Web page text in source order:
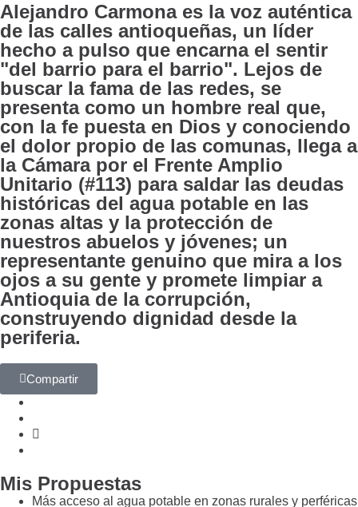
Alejandro Carmona es la voz auténtica
de las calles antioqueñas, un líder
hecho a pulso que encarna el sentir
"del barrio para el barrio". Lejos de
buscar la fama de las redes, se
presenta como un hombre real que,
con la fe puesta en Dios y conociendo
el dolor propio de las comunas, llega a
la Cámara por el Frente Amplio
Unitario (#113) para saldar las deudas
históricas del agua potable en las
zonas altas y la protección de
nuestros abuelos y jóvenes; un
representante genuino que mira a los
ojos a su gente y promete limpiar a
Antioquia de la corrupción,
construyendo dignidad desde la
periferia.
Compartir
Mis Propuestas
Más acceso al agua potable en zonas rurales y perféricas